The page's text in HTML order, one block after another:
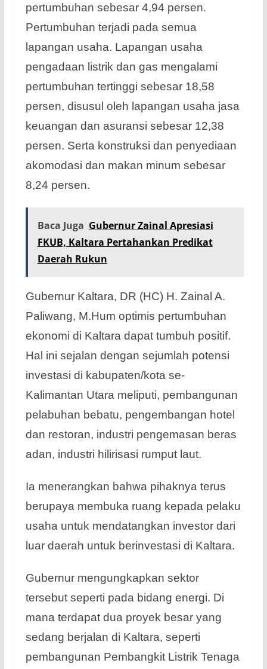
pertumbuhan sebesar 4,94 persen.
Pertumbuhan terjadi pada semua
lapangan usaha. Lapangan usaha
pengadaan listrik dan gas mengalami
pertumbuhan tertinggi sebesar 18,58
persen, disusul oleh lapangan usaha jasa
keuangan dan asuransi sebesar 12,38
persen. Serta konstruksi dan penyediaan
akomodasi dan makan minum sebesar
8,24 persen.
Baca Juga Gubernur Zainal Apresiasi
FKUB, Kaltara Pertahankan Predikat
Daerah Rukun
Gubernur Kaltara, DR (HC) H. Zainal A.
Paliwang, M.Hum optimis pertumbuhan
ekonomi di Kaltara dapat tumbuh positif.
Hal ini sejalan dengan sejumlah potensi
investasi di kabupaten/kota se-
Kalimantan Utara meliputi, pembangunan
pelabuhan bebatu, pengembangan hotel
dan restoran, industri pengemasan beras
adan, industri hilirisasi rumput laut.
Ia menerangkan bahwa pihaknya terus
berupaya membuka ruang kepada pelaku
usaha untuk mendatangkan investor dari
luar daerah untuk berinvestasi di Kaltara.
Gubernur mengungkapkan sektor
tersebut seperti pada bidang energi. Di
mana terdapat dua proyek besar yang
sedang berjalan di Kaltara, seperti
pembangunan Pembangkit Listrik Tenaga